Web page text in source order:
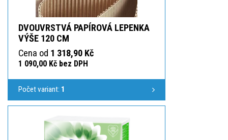
DVOUVRSTVÁ PAPÍROVÁ LEPENKA
VÝŠE 120 CM
Cena od 1 318,90 Kč
1 090,00 Kč bez DPH
Počet variant: 1